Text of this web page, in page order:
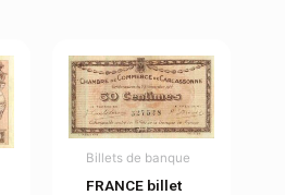
Billets de banque
FRANCE billet